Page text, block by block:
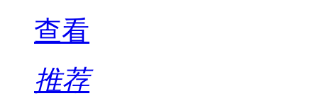
查看
推荐